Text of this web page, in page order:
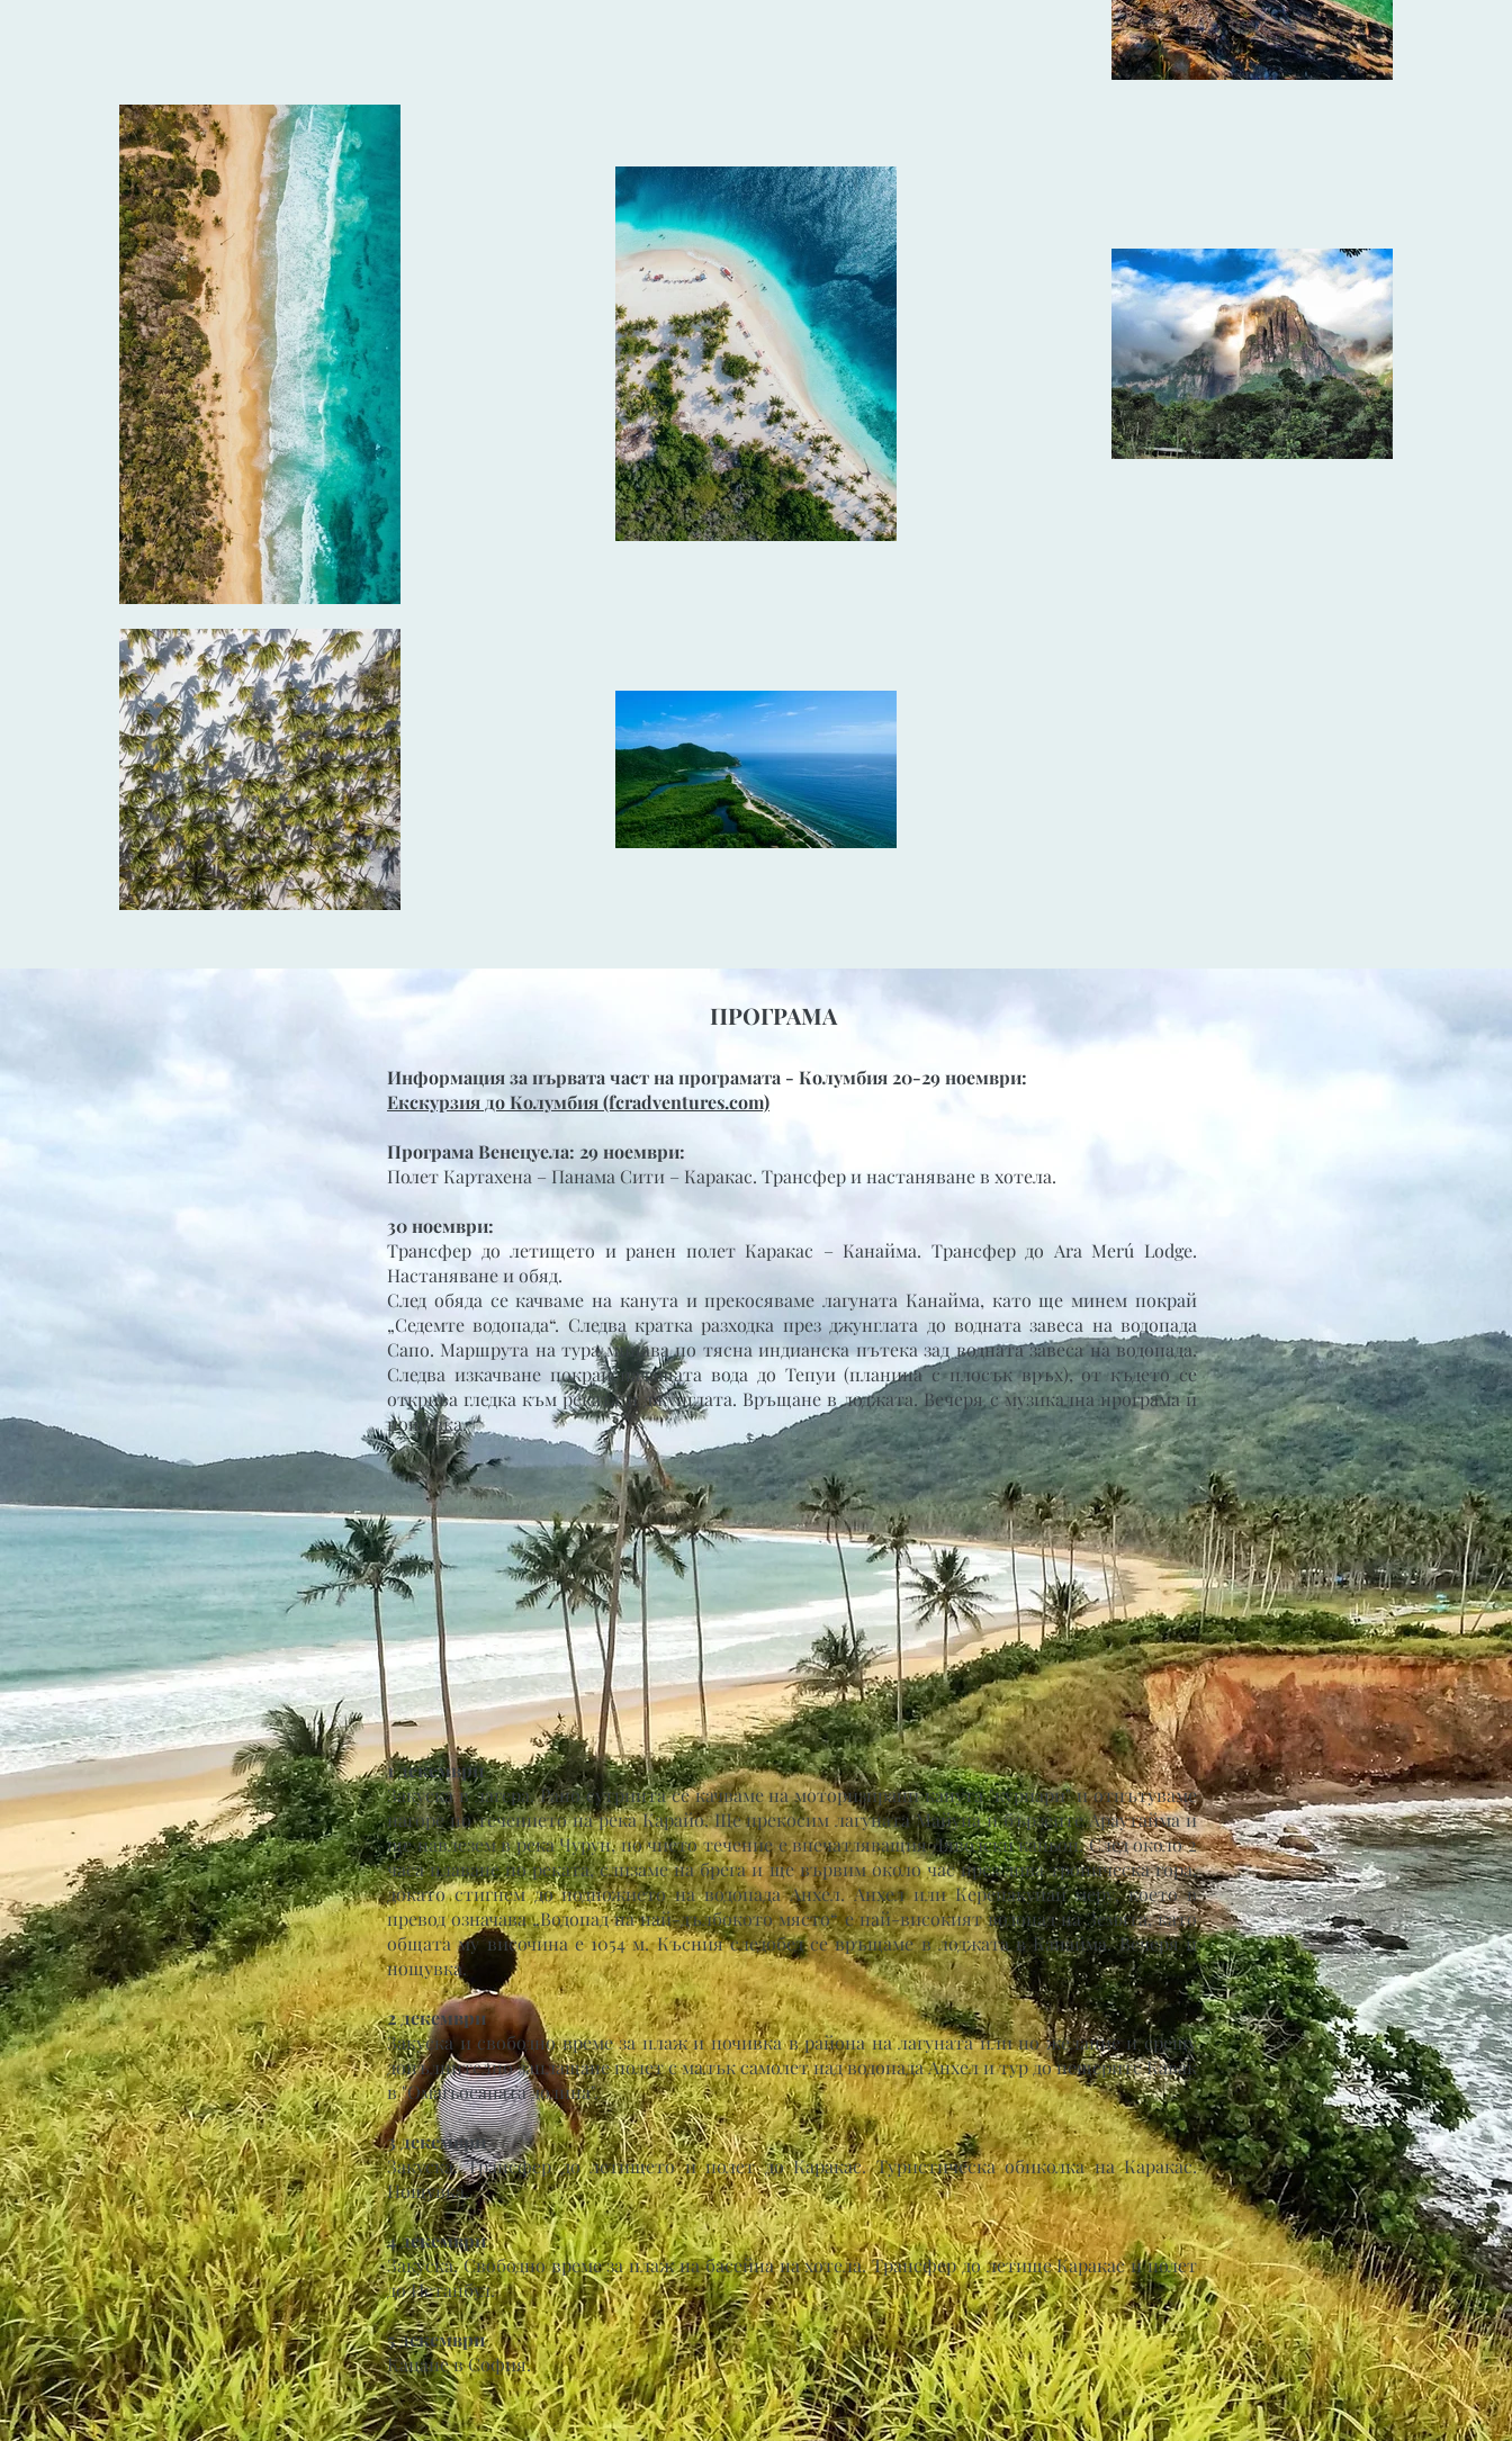
ПРОГРАМА
Информация за първата част на програмата - Колумбия 20-29 ноември:
Екскурзия до Колумбия (fcradventures.com)
Програма Венецуела: 29 ноември:
Полет Картахена – Панама Сити – Каракас. Трансфер и настаняване в хотела.
30 ноември:
Трансфер до летището и ранен полет Каракас – Канайма. Трансфер до Ara Merú Lodge.
Настаняване и обяд.
След обяда се качваме на канута и прекосяваме лагуната Канайма, като ще минем покрай
„Седемте водопада“. Следва кратка разходка през джунглата до водната завеса на водопада
Сапо. Маршрута на тура минава по тясна индианска пътека зад водната завеса на водопада.
Следва изкачване покрай падащата вода до Тепуи (планина с плосък връх), от където се
открива гледка към реката и джунглата. Връщане в лоджата. Вечеря с музикална програма и
нощувка.
1 декември
Закуска в лагера. Рано сутринта се качваме на моторизирани канута "куриари" и отпътуваме
нагоре по течението на река Карайо. Ще прекосим лагуната Майупа и бързеите Араутайма и
ще навлезем в река Чурун, по чието течение е впечатляващия Дяволски каньон. След около 2
часа плаване по реката, слизаме на брега и ще вървим около час през дива тропическа гора,
докато стигнем до подножието на водопада Анхел. Анхел или Керепакупай меру, което в
превод означава „Водопад на най-дълбокото място“ е най-високият водопад на Земята, като
общата му височина е 1054 м. Късния следобед се връщаме в лоджата в Канайма. Вечеря и
нощувка.
2 декември
Закуска и свободно време за плаж и почивка в района на лагуната или по желание и срещу
допълнително заплащане полет с малък самолет над водопада Анхел и тур до пещерите Кавак
в "Омагьосаната долина".
3 декември
Закуска. Трансфер до летището и полет до Каракас. Туристическа обиколка на Каракас.
Нощувка.
4 декември
Закуска. Свободно време за плаж на басейна на хотела. Трансфер до летище Каракас и полет
до Истанбул.
5 декември
Кацане в София.